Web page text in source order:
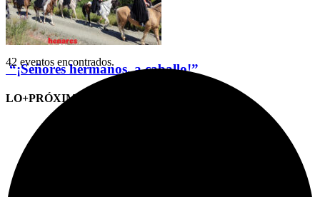
“¡Señores hermanos, a caballo!”
LO+PRÓXIMO (CITAS)
42 eventos encontrados.